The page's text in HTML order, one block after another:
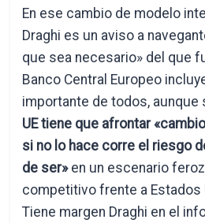
En ese cambio de modelo
Draghi es un aviso a
que sea necesario» del que
Banco Central Europeo
importante de todos, aunque
UE tiene que afrontar
si no lo hace corre el riesgo
de ser»en un escenario
competitivo frente a Estados
Tiene margen Draghi en el